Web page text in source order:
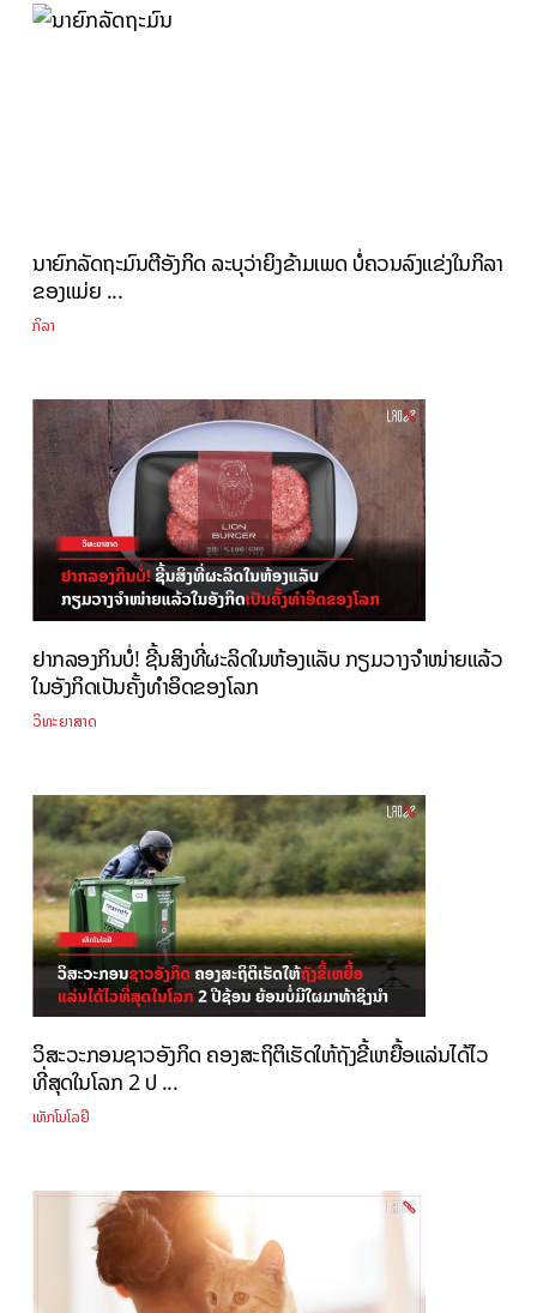
ນາຍົກລັດຖະມົນຕີອັງກິດ ລະບຸວ່າຍິງຂ້າມເພດ ບໍ່ຄວນລົງແຂ່ງໃນກິລາ
ຂອງແມ່ຍ ...
ກິລາ
ຢາກລອງກິນບໍ່! ຊີ້ນສິງທີ່ຜະລິດໃນຫ້ອງແລັບ ກຽມວາງຈຳໜ່າຍແລ້ວ
ໃນອັງກິດເປັນຄັ້ງທຳອິດຂອງໂລກ
ວິທະຍາສາດ
ວິສະວະກອນຊາວອັງກິດ ຄອງສະຖິຕິເຮັດໃຫ້ຖັງຂີ້ເຫຍື້ອແລ່ນໄດ້ໄວ
ທີ່ສຸດໃນໂລກ 2 ປ ...
ເທັກໂນໂລຢີ